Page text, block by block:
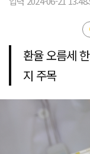
환율 오름세
지 주목